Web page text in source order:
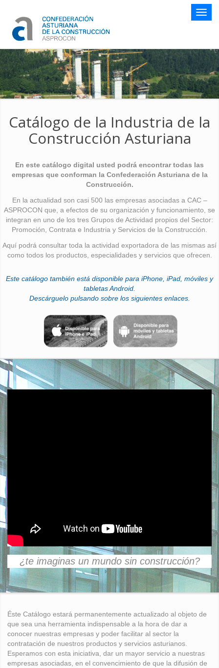
Botón
Catálogo de la Industria de la
Construcción Asturiana
En este catálogo digital usted podrá encontrar todas las
empresas que conforman la Confederación Asturiana de la
Construcción.
En la actualidad son casi 500 las empresas asociadas a CAC –
ASPROCON que, a efectos de su organización y funcionamiento, se
integran en uno de los tres Grupos de Actividad propios del Sector:
Promoción, Contrata e Industria y Servicios de la Construcción.
Aquí podrá consultar toda la actividad exportadora de las mismas así
como todos los productos, especialidades y servicios que ofrecen.
Este catálogo también está disponible para iPhone, iPad, móviles y
tabletas Android.
Descárguelo pulsando sobre los siguientes enlaces.
¿te imaginas un mundo sin construcción?
Éste Catálogo estará permanentemente actualizado al objeto de
que sea una herramienta indispensable a la hora de dar a
conocer nuestras empresas y poder facilitar al sector la
contratación de nuestros productos y servicios asturianos.
Esperamos con esta iniciativa, dar un mayor servicio a nuestras
empresas asociadas, en el convencimiento de que la difusión de